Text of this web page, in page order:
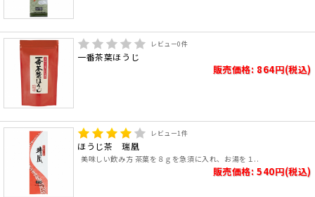
レビュー0件
一番茶葉ほうじ
販売価格: 864円(税込)
レビュー1件
ほうじ茶 瑞凰
美味しい飲み方 茶葉を８ｇを急須に入れ、お湯を１..
販売価格: 540円(税込)